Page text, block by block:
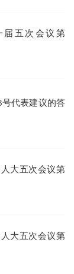
届五次会议第
代表建议的答
大五次会议第
大五次会议第